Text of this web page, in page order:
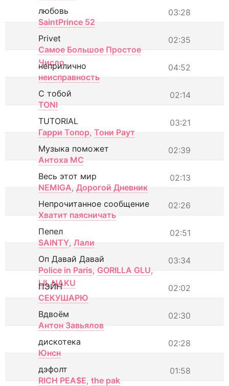
03:28
любовь
SaintPrince 52
02:35
Privet
Самое Большое Простое
Число
04:52
неприлично
неисправность
02:14
С тобой
TONI
03:21
TUTORIAL
Гарри Топор, Тони Раут
02:39
Музыка поможет
Антоха МС
02:13
Весь этот мир
NEMIGA, Дорогой Дневник
02:26
Непрочитанное сообщение
Хватит паясничать
02:51
Пепел
SAINTY, Лали
03:34
Оп Давай Давай
Police in Paris, GORILLA GLU,
LIL NAKU
02:02
ПЭЙН
СЕКУШАРЮ
02:30
Вдвоём
Антон Завьялов
02:28
дискотека
Юнсн
01:58
дэфолт
RICH PEA$E, the pak